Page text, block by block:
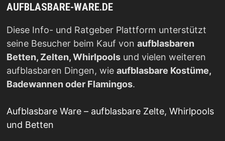
AUFBLASBARE-WARE.DE
Diese Info- und Ratgeber Plattform unterstützt
seine Besucher beim Kauf von aufblasbaren
Betten, Zelten, Whirlpoolsund vielen weiteren
aufblasbaren Dingen, wie aufblasbare Kostüme,
Badewannen oder Flamingos.
Aufblasbare Ware – aufblasbare Zelte, Whirlpools
und Betten